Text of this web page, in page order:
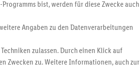
bist, werden für diese Zwecke auch
Angaben zu den Datenverarbeitungen
zulassen. Durch einen Klick auf
Zwecken zu. Weitere Informationen, auch zur